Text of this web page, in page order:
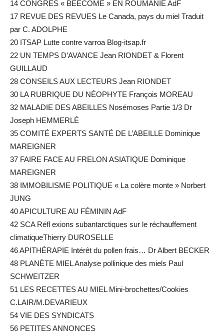
14 CONGRÈS « BEECOME » EN ROUMANIE AdF
17 REVUE DES REVUES Le Canada, pays du miel Traduit
par C. ADOLPHE
20 ITSAP Lutte contre varroa Blog-itsap.fr
22 UN TEMPS D’AVANCE Jean RIONDET & Florent
GUILLAUD
28 CONSEILS AUX LECTEURS Jean RIONDET
30 LA RUBRIQUE DU NÉOPHYTE François MOREAU
32 MALADIE DES ABEILLES Nosémoses Partie 1/3 Dr
Joseph HEMMERLÉ
35 COMITÉ EXPERTS SANTÉ DE L’ABEILLE Dominique
MAREIGNER
37 FAIRE FACE AU FRELON ASIATIQUE Dominique
MAREIGNER
38 IMMOBILISME POLITIQUE « La colère monte » Norbert
JUNG
40 APICULTURE AU FÉMININ AdF
42 SCA Réfl exions subantarctiques sur le réchauffement
climatiqueThierry DUROSELLE
46 APITHÉRAPIE Intérêt du pollen frais… Dr Albert BECKER
48 PLANÈTE MIEL Analyse pollinique des miels Paul
SCHWEITZER
51 LES RECETTES AU MIEL Mini-brochettes/Cookies
C.LAIR/M.DEVARIEUX
54 VIE DES SYNDICATS
56 PETITES ANNONCES